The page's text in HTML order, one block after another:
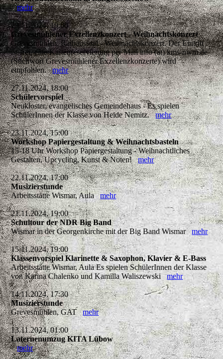
mehr
29.11.2024, 19:00
Grevesmühlener Exzellenzkonzert - Weihnachtskonzert
Grevesmühlen, Rathaussaal - Weihnachtskonzert. Der Eintritt
ist frei, eine Kartenreservierung per Mail info (at) kms-nwm.de
(Stichwort Grevesmühlener Exzellenzkonzerte) wird
empfohlen.mehr
27.11.2024, 18:00
Schülervorspiel
Neukloster, evangelisches Gemeindehaus - Es spielen
SchülerInnen der Klasse von Heide Nemitz.mehr
23.11.2024, 15:00
Workshop Papiergestaltung & Weihnachtsbasteln
15-18 Uhr Workshop Papiergestaltung - Weihnachtliches
Gestalten, Upcycling, Kunst & Noten!mehr
22.11.2024, 17:00
Musizierstunde
Arbeitsstätte Wismar, Aulamehr
21.11.2024, 19:00
Schultour der NDR Big Band
Wismar in der Georgenkirche mit der Big Band Wismarmehr
15.11.2024, 19:00
Klassenvorspiel Klarinette & Saxophon, Klavier & E-Bass
Arbeitsstätte Wismar, Aula Es spielen SchülerInnen der Klasse
von Karina Chalenko und Kamilla Waliszewskimehr
14.11.2024, 17:30
Musizierstunde
Grevesmühlen, GATmehr
13.11.2024, 01:00
Laternenumzug KITA Lübow
mehr